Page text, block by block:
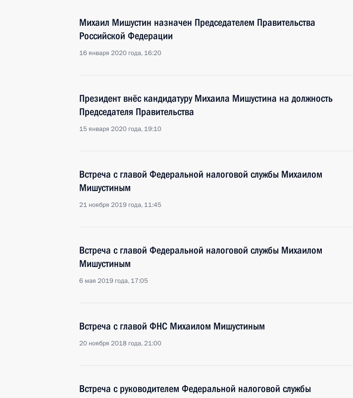
Михаил Мишустин назначен Председателем Правительства
Российской Федерации
16 января 2020 года, 16:20
Президент внёс кандидатуру Михаила Мишустина на должность
Председателя Правительства
15 января 2020 года, 19:10
Встреча с главой Федеральной налоговой службы Михаилом
Мишустиным
21 ноября 2019 года, 11:45
Встреча с главой Федеральной налоговой службы Михаилом
Мишустиным
6 мая 2019 года, 17:05
Встреча с главой ФНС Михаилом Мишустиным
20 ноября 2018 года, 21:00
Встреча с руководителем Федеральной налоговой службы